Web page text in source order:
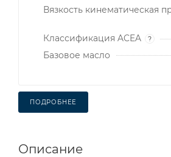
Вязкость кинематическая
Классификация ACEA ?
Базовое масло
ПОДРОБНЕЕ
Описание